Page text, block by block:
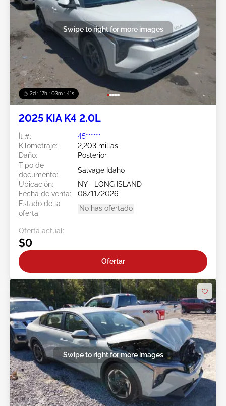
2d : 17h : 03m : 38s
Swipe to right for more images
2025 KIA K4 2.0L
Ít #:
45******
Kilometraje:
2,203 millas
Daño:
Posterior
Tipo de
documento:
Salvage Idaho
Ubicación:
NY - LONG ISLAND
Fecha de venta:
08/11/2026
Estado de la
oferta:
No has ofertado
Oferta actual:
$0
Ofertar
Swipe to right for more images